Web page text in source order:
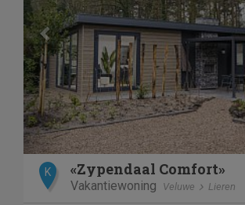
K «Zypendaal Comfort»
Vakantiewoning Veluwe Lieren